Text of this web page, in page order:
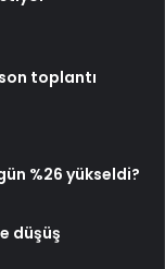
toplantı
%26 yükseldi?
düşüş